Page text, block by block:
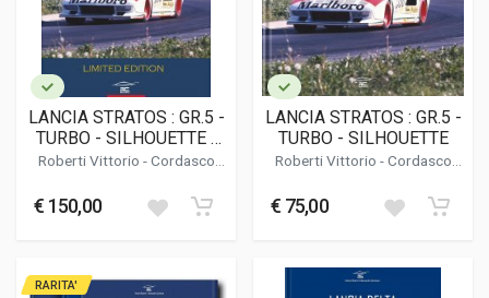
LANCIA STRATOS : GR.5 -
TURBO - SILHOUETTE (
LIMITED EDITION /
Roberti Vittorio -Cordasco
€ 150,00
LANCIA STRATOS : GR.5 -
TURBO - SILHOUETTE
Roberti Vittorio -Cordasco
€ 75,00
RARITA'